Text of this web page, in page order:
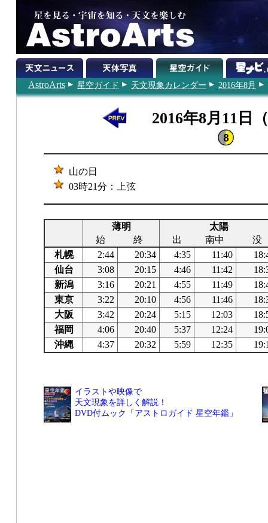
AstroArts 星空ガイド 天文現象カレンダー 2016年8月
2016年8月11日
山の日
03時21分：上弦
薄明
太陽
始
終 出 南中
没
札幌
2:44 20:34 4:35 11:40
仙台
3:08 20:15 4:46 11:42
新潟
3:16 20:21 4:55 11:49
東京
3:22 20:10 4:56 11:46
大阪
3:42 20:24 5:15 12:03
福岡
4:06 20:40 5:37 12:24
沖縄
4:37 20:32 5:59 12:35
イラストや映像で
天文現象を詳しく解説！
DVD付ムック「アストロガイド 星空年鑑」